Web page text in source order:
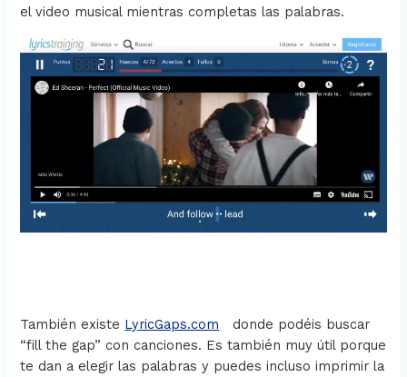
el video musical mientras completas las palabras.
También existe LyricGaps.com donde podéis buscar
“fill the gap” con canciones. Es también muy útil porque
te dan a elegir las palabras y puedes incluso imprimir la